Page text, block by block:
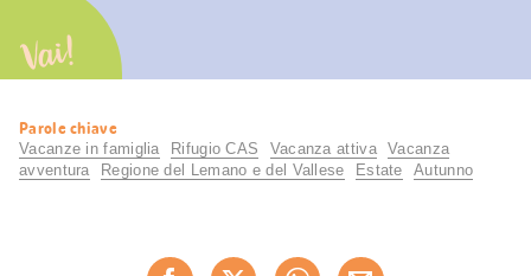
bambini.
Vai!
Informazioni
utili
Parole chiave
Vacanze in famiglia Rifugio CAS Vacanza attiva
Vacanza
avventura
Regione del Lemano e del Vallese Estate Autunno